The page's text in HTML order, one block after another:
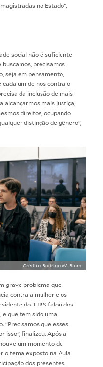
no Estado”,
social não é suficiente
precisamos
seja em pensamento,
cada um de nós contra o
da inclusão de mais
alcançarmos mais justiça,
direitos, ocupando
distinção de gênero”,
Crédito: Rodrigo W. Blum
grave problema que
contra a mulher e os
do TJRS falou dos
e que tem sido uma
“Precisamos que esses
isso”, finalizou. Após a
um momento de
o tema exposto na Aula
dos presentes.